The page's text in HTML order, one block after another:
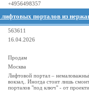
+4956498357
лифтовых порталов из
563611
16.04.2026
Продам
Москва
Лифтовой портал –
вокзал,. Иногда стоит лишь
порталов "под ключ" - от